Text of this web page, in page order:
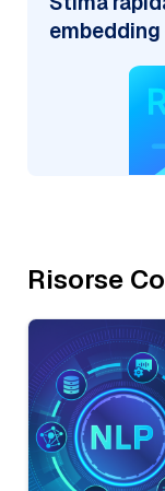
embedding
Risorse